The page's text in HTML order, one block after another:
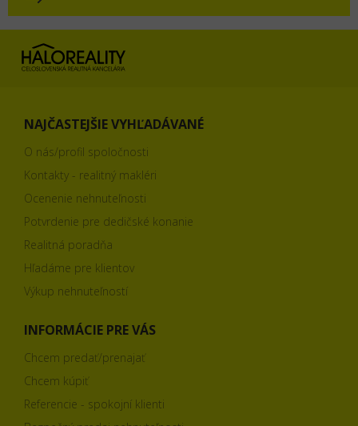
NAJČASTEJŠIE VYHĽADÁVANÉ
O nás/profil spoločnosti
Kontakty - realitný makléri
Ocenenie nehnuteľnosti
Potvrdenie pre dedičské konanie
Realitná poradňa
Hľadáme pre klientov
Výkup nehnuteľností
INFORMÁCIE PRE VÁS
Chcem predať/prenajať
Chcem kúpiť
Referencie - spokojní klienti